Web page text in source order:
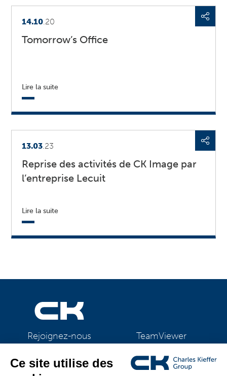
14.10.20
Tomorrow’s Office
Lire la suite
13.03 .23
Reprise des activités de CK Image par
l’entreprise Lecuit
Lire la suite
Rejoignez-nous TeamViewer
CK Support Mac / PC